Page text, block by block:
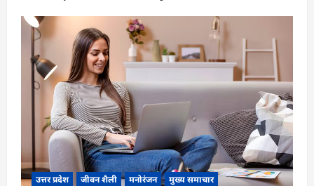
उत्तर प्रदेश जीवन शैली मनोरंजन मुख्य समाचार